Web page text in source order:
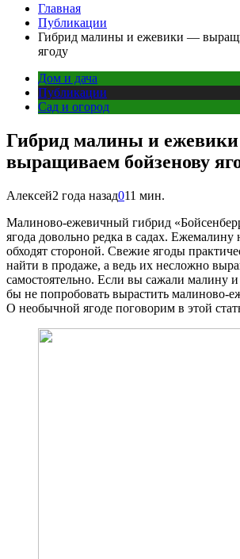
Главная
Публикации
Гибрид малины и ежевики —
ягоду
Дом и дача
Публикации
Сад и огород
Гибрид малины и
выращиваем бойзенову
Алексей2 года назад011 мин.
Малиново-ежевичный гибрид
ягода довольно редка в садах. Ежемалину
обходят стороной. Свежие ягоды
найти в продаже, а ведь их несложно
самостоятельно. Если вы сажали малину
бы не попробовать вырастить малиново-
О необычной ягоде поговорим в этой